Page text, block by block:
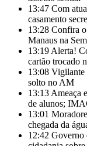
13:47 Com
casamento
13:28 Confira
Manaus na
13:19 Alerta!
cartão trocado
13:08 Vigilante
solto no AM
13:13 Ameaça
de alunos;
13:01
chegada da
12:42 Governo